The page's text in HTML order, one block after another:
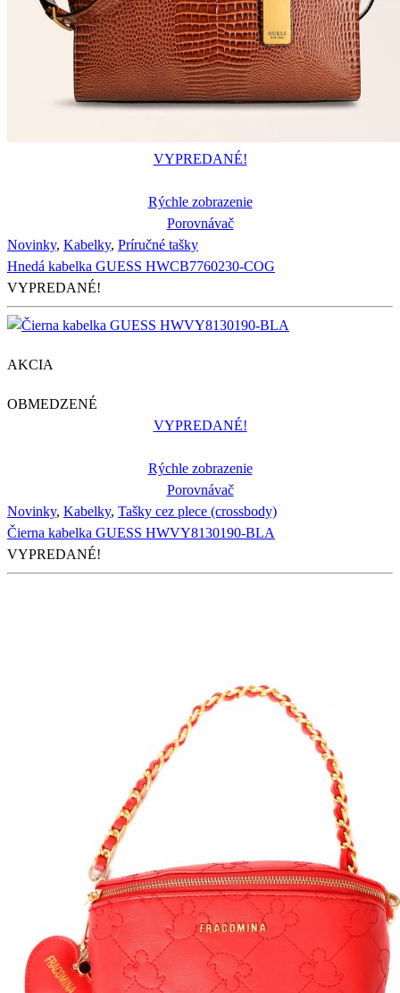
VYPREDANÉ!
Rýchle zobrazenie
Porovnávač
Novinky, Kabelky, Príručné tašky
Hnedá kabelka GUESS HWCB7760230-COG
VYPREDANÉ!
AKCIA
OBMEDZENÉ
VYPREDANÉ!
Rýchle zobrazenie
Porovnávač
Novinky, Kabelky, Tašky cez plece (crossbody)
Čierna kabelka GUESS HWVY8130190-BLA
VYPREDANÉ!